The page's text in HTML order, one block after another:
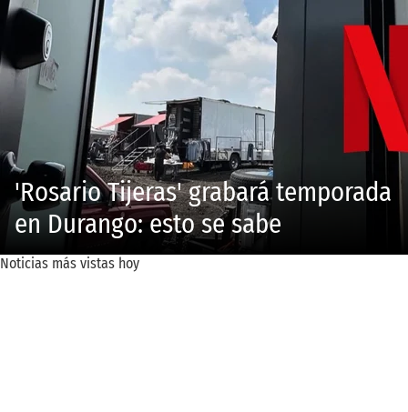
'Rosario Tijeras' grabará temporada
en Durango: esto se sabe
Noticias más vistas hoy